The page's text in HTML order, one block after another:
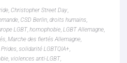
, Christopher Street Day,
, CSD Berlin, droits humains,
LGBT, homophobie, LGBT Allemagne,
, Marche des fiertés Allemagne,
, solidarité LGBTQIA+,
, violences anti-LGBT,